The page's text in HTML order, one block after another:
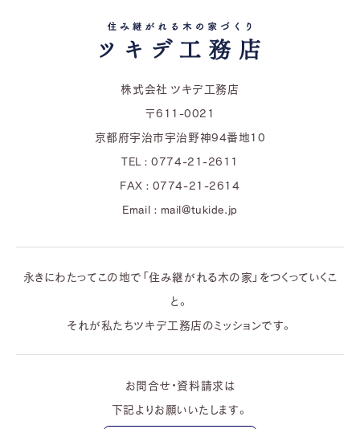
株式会社 ツキデ工務店
〒611-0021
京都府宇治市宇治野神94番地10
TEL : 0774-21-2611
FAX : 0774-21-2614
Email : mail@tukide.jp
永きにわたってこの地で「住み継がれる木の家」をつくっていくこ
と。
それが私たちツキデ工務店のミッションです。
お問合せ・資料請求は
下記よりお願いいたします。